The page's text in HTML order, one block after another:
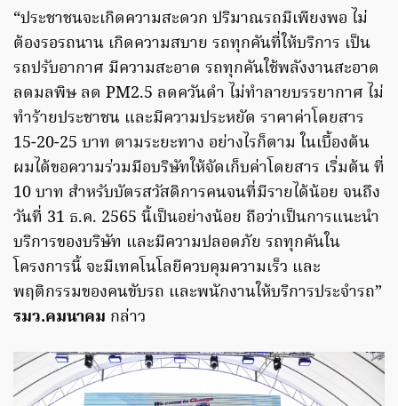
“ประชาชนจะเกิดความสะดวก ปริมาณรถมีเพียงพอ ไม่
ต้องรอรถนาน เกิดความสบาย รถทุกคันที่ให้บริการ เป็น
รถปรับอากาศ มีความสะอาด รถทุกคันใช้พลังงานสะอาด
ลดมลพิษ ลด PM2.5 ลดควันดำ ไม่ทำลายบรรยากาศ ไม่
ทำร้ายประชาชน และมีความประหยัด ราคาค่าโดยสาร
15-20-25 บาท ตามระยะทาง อย่างไรก็ตาม ในเบื้องต้น
ผมได้ขอความร่วมมือบริษัทให้จัดเก็บค่าโดยสาร เริ่มต้น ที่
10 บาท สำหรับบัตรสวัสดิการคนจนที่มีรายได้น้อย จนถึง
วันที่ 31 ธ.ค. 2565 นี้เป็นอย่างน้อย ถือว่าเป็นการแนะนำ
บริการของบริษัท และมีความปลอดภัย รถทุกคันใน
โครงการนี้ จะมีเทคโนโลยีควบคุมความเร็ว และ
พฤติกรรมของคนขับรถ และพนักงานให้บริการประจำรถ”
รมว.คมนาคม กล่าว